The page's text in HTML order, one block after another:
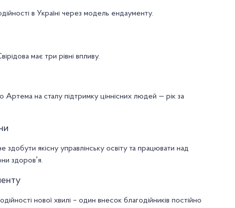
в Україні через модель ендаументу.
має три рівні впливу.
на сталу підтримку ціннісних людей — рік за
здобути якісну управлінську освіту та працювати над
здоровʼя.
нової хвилі – один внесок благодійників постійно